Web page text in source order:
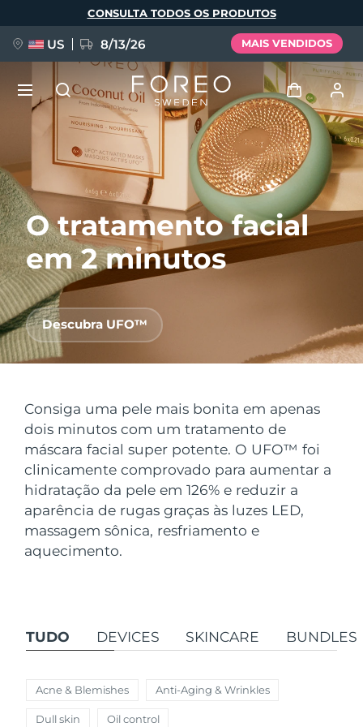
principal
O tratamento facial
em 2 minutos
Descubra UFO™
Consiga uma pele mais bonita em apenas
dois minutos com um tratamento de
máscara facial super potente. O UFO™ foi
clinicamente comprovado para aumentar a
hidratação da pele em 126% e reduzir a
aparência de rugas graças às luzes LED,
massagem sônica, resfriamento e
aquecimento.
TUDO DEVICES SKINCARE BUNDLES
Acne & Blemishes Anti-Aging & Wrinkles
Dull skin Oil control
CONSULTA TODOS OS PRODUTOS
US 8/13/26 MAIS VENDIDOS
Entrar
Perfil de usuário
Meus aparelhos
As minhas subscrições
NOVIDADE
FAQ™ Pure Beauty-Tech Elixir
BREAKING NEWS
issa™ Teeth Whitening Set
FAQ™ Dual LED Panel
POPULAR
Idioma
English Deutsch
Español
Français
Italiano
Português
Polski
Svenska
Türkçe
简体中文
País de envio
Estados Unidos Entrega prevista8/13/26
Reino Unido Entrega prevista 8/12/26
Espanha Entrega prevista
Austrália Entrega prevista
Canadá Entrega prevista8/16/26
Austrália